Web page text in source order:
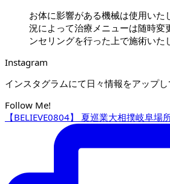
お体に影響がある機械は使用いた
況によって治療メニューは随時変
ンセリングを行った上で施術いた
Instagram
インスタグラムにて日々情報をアップし
Follow Me!
【BELIEVE0804】 夏巡業大相撲岐阜場